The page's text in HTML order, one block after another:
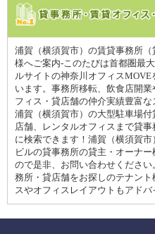
浦賀（横須賀市）の賃貸事務所
様へご案内-このたびは首都圏最
ルサイトの神奈川オフィス
います。事務所移転、飲食店開
フィス・貸店舗の仲介実績豊富な
浦賀（横須賀市）の大型駐車場
店舗、レンタルオフィスまで貸
に検索できます！浦賀（横須賀
ビルの貸事務所の貸主・オーナ
ので是非、お問い合わせくださ
務所・貸店舗をお探しのテナン
スやオフィスレイアウトもアド